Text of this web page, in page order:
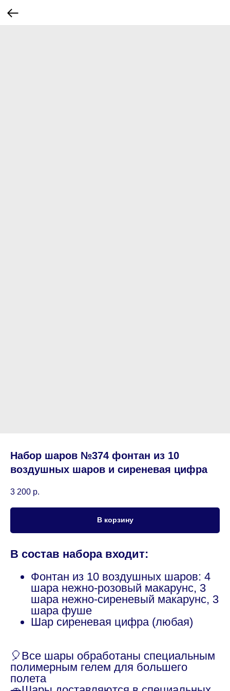
Набор шаров №374 фонтан из 10
воздушных шаров и сиреневая цифра
3 200 р.
В корзину
В состав набора входит:
Фонтан из 10 воздушных шаров: 4
шара нежно-розовый макарунс, 3
шара нежно-сиреневый макарунс, 3
шара фуше
Шар сиреневая цифра (любая)
🎈Все шары обработаны специальным
полимерным гелем для большего
полета